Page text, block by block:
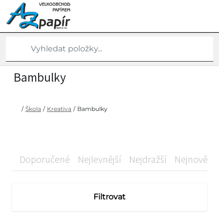
Bambulky
/ Škola / Kreativa / Bambulky
Doporučené Nejlevnější Nejdražší Nejnovější
Filtrovat